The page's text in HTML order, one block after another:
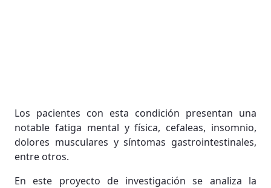
Los pacientes con esta condición presentan una
notable fatiga mental y física, cefaleas, insomnio,
dolores musculares y síntomas gastrointestinales,
entre otros.
En este proyecto de investigación se analiza la